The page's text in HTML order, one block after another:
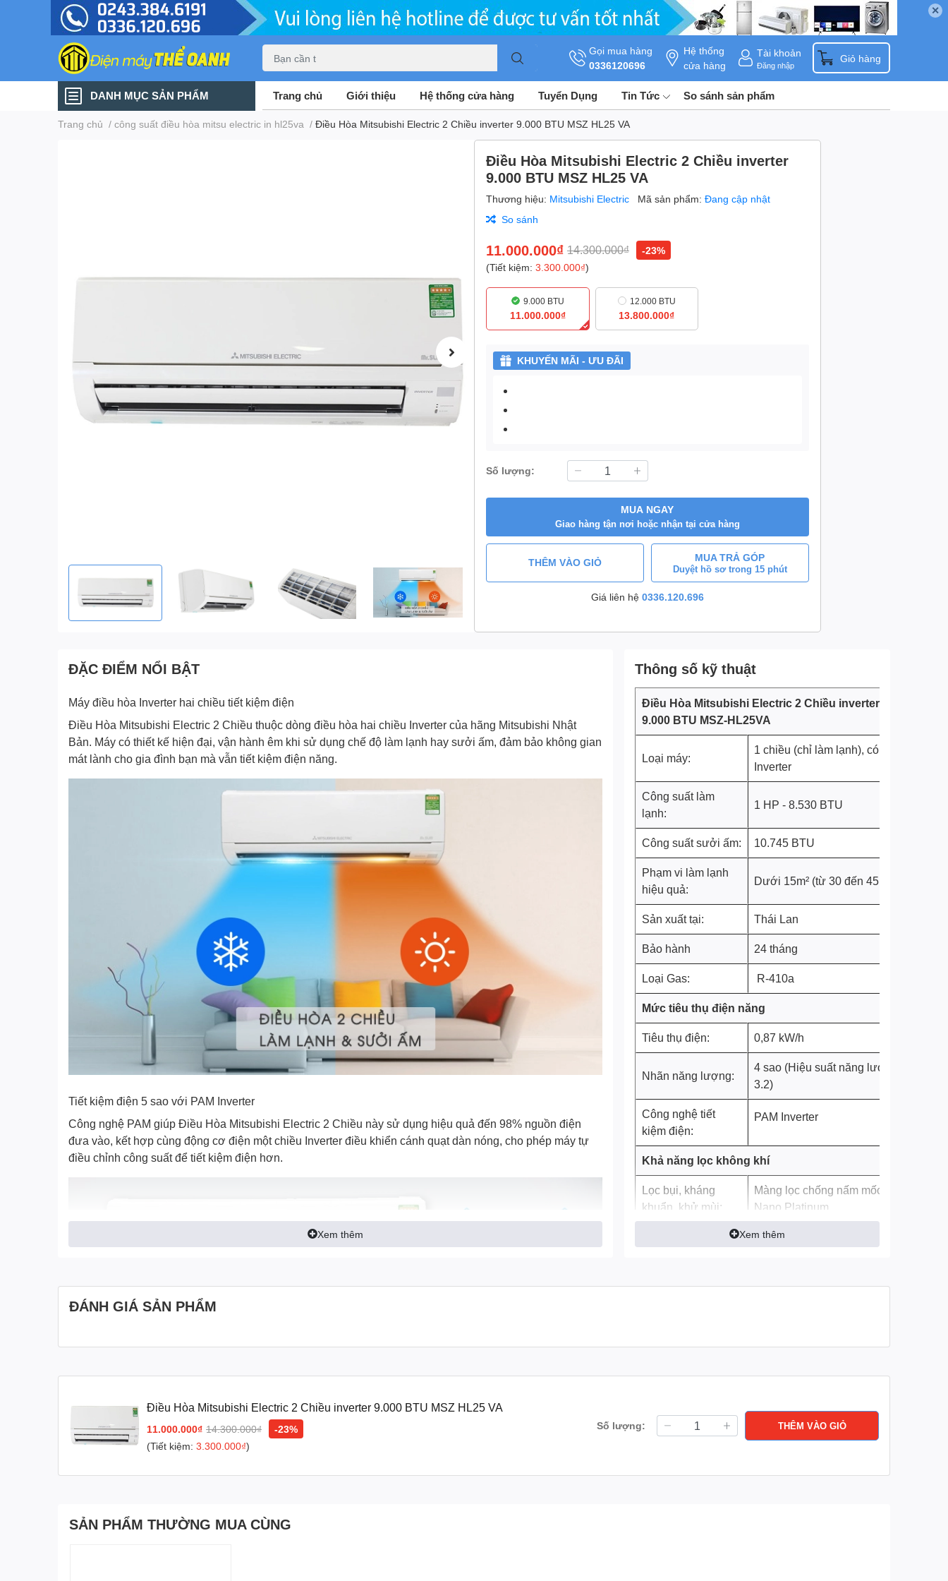
✕
Gọi mua hàng
0336120696
Hệ thống
cửa hàng
Tài khoản
Đăng nhập
Giỏ hàng
DANH MỤC SẢN PHẨM Trang chủ Giới thiệu Hệ thống cửa hàng Tuyển Dụng Tin Tức So sánh sản phẩm
Trang chủ / công suất điều hòa mitsu electric in hl25va / Điều Hòa Mitsubishi Electric 2 Chiều inverter 9.000 BTU MSZ HL25 VA
Điều Hòa Mitsubishi Electric 2 Chiều inverter
9.000 BTU MSZ HL25 VA
Thương hiệu: Mitsubishi Electric Mã sản phẩm: Đang cập nhật
So sánh
11.000.000₫ 14.300.000₫
-23%
(Tiết kiệm: 3.300.000₫)
9.000 BTU
11.000.000₫
12.000 BTU
13.800.000₫
KHUYẾN MÃI - ƯU ĐÃI
Số lượng:
MUA NGAY
Giao hàng tận nơi hoặc nhận tại cửa hàng
THÊM VÀO GIỎ MUA TRẢ GÓP
Duyệt hồ sơ trong 15 phút
Giá liên hệ 0336.120.696
ĐẶC ĐIỂM NỔI BẬT
Máy điều hòa Inverter hai chiều tiết kiệm điện
Điều Hòa Mitsubishi Electric 2 Chiều thuộc dòng điều hòa hai chiều Inverter của hãng Mitsubishi Nhật
Bản. Máy có thiết kế hiện đại, vận hành êm khi sử dụng chế độ làm lạnh hay sưởi ấm, đảm bảo không gian
mát lành cho gia đình bạn mà vẫn tiết kiệm điện năng.
Tiết kiệm điện 5 sao với PAM Inverter
Công nghệ PAM giúp Điều Hòa Mitsubishi Electric 2 Chiều này sử dụng hiệu quả đến 98% nguồn điện
đưa vào, kết hợp cùng động cơ điện một chiều Inverter điều khiển cánh quạt dàn nóng, cho phép máy tự
điều chỉnh công suất để tiết kiệm điện hơn.
Khi sử dụng tính năng chế độ làm lạnh nhanh, cho dù bạn chỉ vừa bật thì chiếc điều hòa này vẫn có thể
Xem thêm
Thông số kỹ thuật
Điều Hòa Mitsubishi Electric 2 Chiều inverter
9.000 BTU MSZ-HL25VA
Loại máy:
1 chiều (chỉ làm lạnh), có
Inverter
Công suất làm
lạnh:
1 HP - 8.530 BTU
Công suất sưởi ấm: 10.745 BTU
Phạm vi làm lạnh
hiệu quả:
Dưới 15m² (từ 30 đến 45m³)
Sản xuất tại: Thái Lan
Bảo hành 24 tháng
Loại Gas: R-410a
Mức tiêu thụ điện năng
Tiêu thụ điện: 0,87 kW/h
Nhãn năng lượng:
4 sao (Hiệu suất năng lượng
3.2)
Công nghệ tiết
kiệm điện:
PAM Inverter
Khả năng lọc không khí
Lọc bụi, kháng
khuẩn, khử mùi:
Màng lọc chống nấm mốc và
Nano Platinum
Công nghệ làm lạnh
Màng lọc Nano Platinum
ứng
Xem thêm
ĐÁNH GIÁ SẢN PHẨM
Điều Hòa Mitsubishi Electric 2 Chiều inverter 9.000 BTU MSZ HL25 VA
11.000.000₫ 14.300.000₫
-23%
(Tiết kiệm: 3.300.000₫)
Số lượng: THÊM VÀO GIỎ
SẢN PHẨM THƯỜNG MUA CÙNG